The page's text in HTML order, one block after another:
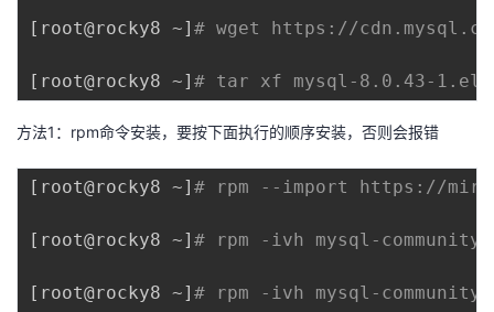
[ root@rocky8 ~] # wget https://
[ root@rocky8 ~] # tar xf mysql-8.0.43-
方法1：rpm命令安装，要按下面执行的顺序安装，否则会报错
[ root@rocky8 ~] # rpm --import https://
[ root@rocky8 ~] # rpm -ivh mysql-
[ root@rocky8 ~] # rpm -ivh mysql-